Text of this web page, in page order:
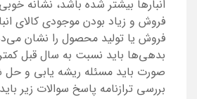
انبارها بیشتر شده باشد، نشانه
فروش و زیاد بودن موجودی کالای
فروش یا تولید محصول را نشان
بدهی‌ها باید نسبت به سال قبل
صورت باید مسئله ریشه یابی و حل
بررسی ترازنامه پاسخ سوالات زیر